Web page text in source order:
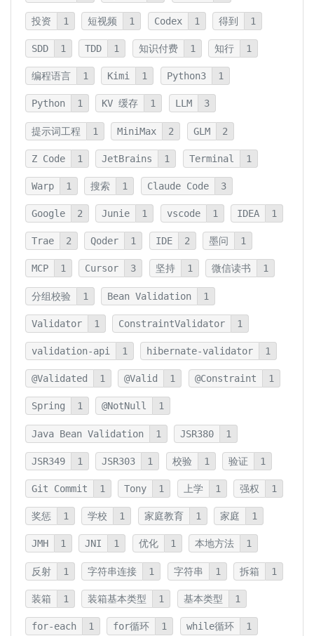
投资 1 短视频 1 Codex 1 得到 1
SDD 1 TDD 1 知识付费 1 知行 1
编程语言 1 Kimi 1 Python3 1
Python 1 KV 缓存 1 LLM 3
提示词工程 1 MiniMax 2 GLM 2
Z Code 1 JetBrains 1 Terminal 1
Warp 1 搜索 1 Claude Code 3
Google 2 Junie 1 vscode 1 IDEA 1
Trae 2 Qoder 1 IDE 2 墨问 1
MCP 1 Cursor 3 坚持 1 微信读书 1
分组校验 1 Bean Validation 1
Validator 1 ConstraintValidator 1
validation-api 1 hibernate-validator 1
@Validated 1 @Valid 1 @Constraint 1
Spring 1 @NotNull 1
Java Bean Validation 1 JSR380 1
JSR349 1 JSR303 1 校验 1 验证 1
Git Commit 1 Tony 1 上学 1 强权 1
奖惩 1 学校 1 家庭教育 1 家庭 1
JMH 1 JNI 1 优化 1 本地方法 1
反射 1 字符串连接 1 字符串 1 拆箱 1
装箱 1 装箱基本类型 1 基本类型 1
for-each 1 for循环 1 while循环 1